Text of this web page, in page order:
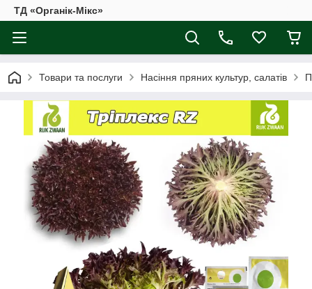
ТД «Органік-Мікс»
Товари та послуги Насіння пряних культур, салатів